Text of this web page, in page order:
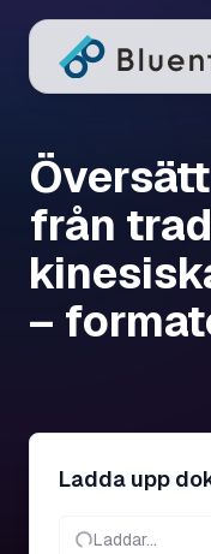
från
–
Ladda upp
Laddar...